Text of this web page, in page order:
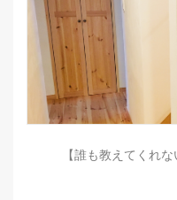
【誰も教えてくれ